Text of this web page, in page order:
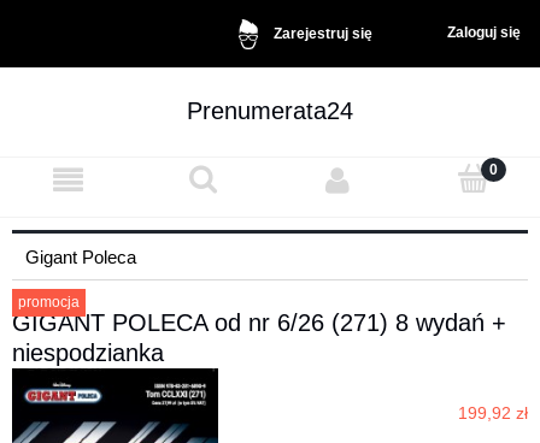
Zarejestruj się Zaloguj się
Prenumerata24
Gigant Poleca
GIGANT POLECA od nr 6/26 (271) 8 wydań +
niespodzianka
199,92 zł
promocja